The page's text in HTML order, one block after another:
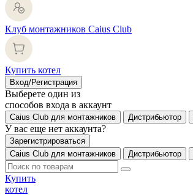
Клуб монтажников Caius Club
Купить котел
Вход/Регистрация
Выберете один из
способов входа в аккаунт
Caius Club для монтажников Дистрибьютор
У вас еще нет аккаунта?
Зарегистрироваться
Caius Club для монтажников
Дистрибьютор
Купить
котел